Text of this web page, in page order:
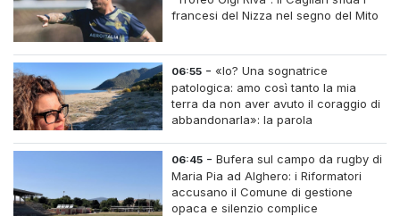
francesi del Nizza nel segno del Mito
06:55 - «Io? Una sognatrice
patologica: amo così tanto la mia
terra da non aver avuto il coraggio di
abbandonarla»: la parola
06:45 -Bufera sul campo da rugby di
Maria Pia ad Alghero: i Riformatori
accusano il Comune di gestione
opaca e silenzio complice